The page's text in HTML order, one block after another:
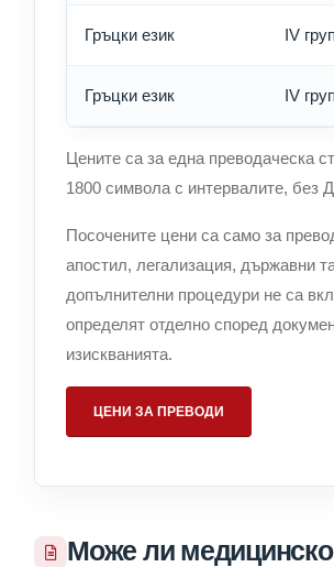
Гръцки език IV
Гръцки език IV
Цените са за една преводаческа
1800 символа с интервалите, без
Посочените цени са само за
апостил, легализация, държавни
допълнителни процедури не са
определят отделно според
изискванията.
ЦЕНИ ЗА ПРЕВОДИ
Може ли медицинско